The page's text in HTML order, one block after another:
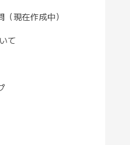
（現在作成中）
て